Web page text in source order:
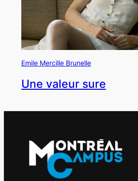
Emile Mercille Brunelle
Une valeur sure